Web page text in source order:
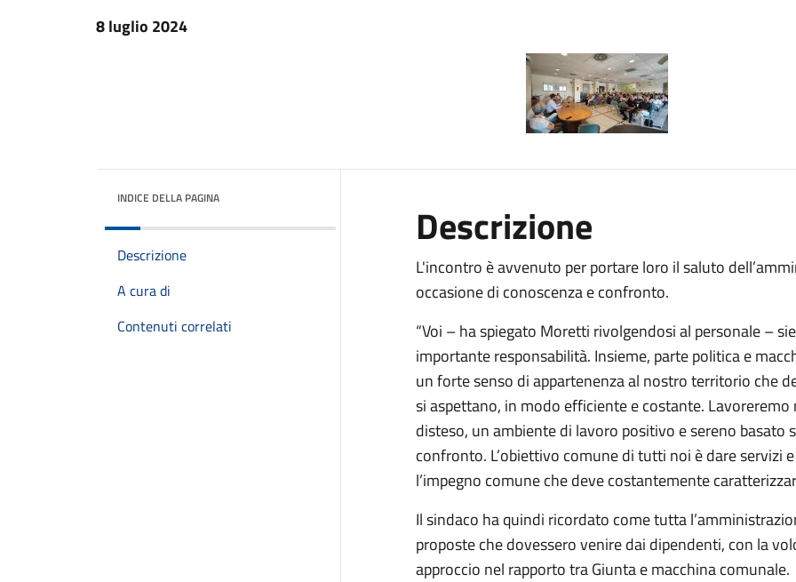
8 luglio 2024
INDICE DELLA PAGINA
Descrizione
A cura di
Contenuti correlati
Descrizione
L'incontro è avvenuto per portare loro il saluto
occasione di conoscenza e confronto.
“Voi – ha spiegato Moretti rivolgendosi al personale –
importante responsabilità. Insieme, parte politica e
un forte senso di appartenenza al nostro territorio che
si aspettano, in modo efficiente e costante.
disteso, un ambiente di lavoro positivo e sereno basato
confronto. L’obiettivo comune di tutti noi è dare servizi
l’impegno comune che deve costantemente
Il sindaco ha quindi ricordato come tutta
proposte che dovessero venire dai dipendenti, con la
approccio nel rapporto tra Giunta e macchina comunale.